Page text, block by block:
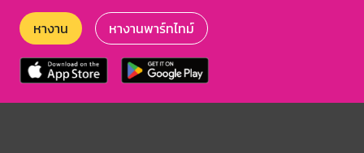
หางาน หางานพาร์ทไทม์